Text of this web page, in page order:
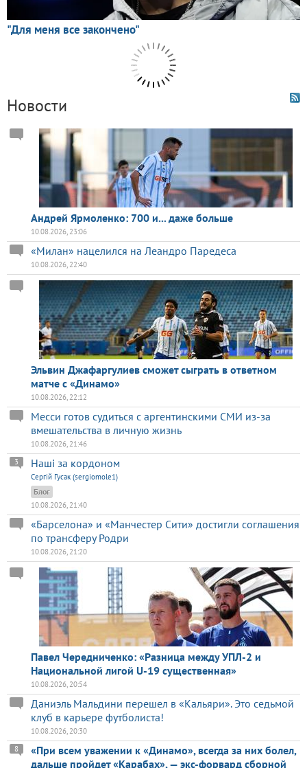
Новости
Андрей Ярмоленко: 700 и... даже больше
10.08.2026, 23:06
«Милан» нацелился на Леандро Паредеса
10.08.2026, 22:40
Эльвин Джафаргулиев сможет сыграть в ответном
матче с «Динамо»
10.08.2026, 22:12
Месси готов судиться с аргентинскими СМИ из-за
вмешательства в личную жизнь
10.08.2026, 21:46
Наші за кордоном
3
Сергій Гусак (sergiomole1)
Блог
10.08.2026, 21:40
«Барселона» и «Манчестер Сити» достигли соглашения
по трансферу Родри
10.08.2026, 21:20
Павел Чередниченко: «Разница между УПЛ-2 и
Национальной лигой U-19 существенная»
10.08.2026, 20:54
Даниэль Мальдини перешел в «Кальяри». Это седьмой
клуб в карьере футболиста!
10.08.2026, 20:30
«При всем уважении к «Динамо», всегда за них болел,
дальше пройдет «Карабах», — экс-форвард сборной
8